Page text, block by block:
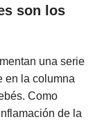
son los
una serie
en la columna
Como
de la